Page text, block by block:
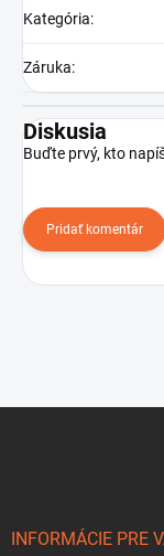
Kategória:
Záruka:
Diskusia
Buďte prvý, kto
Pridať komentár
INFORMÁCIE PRE